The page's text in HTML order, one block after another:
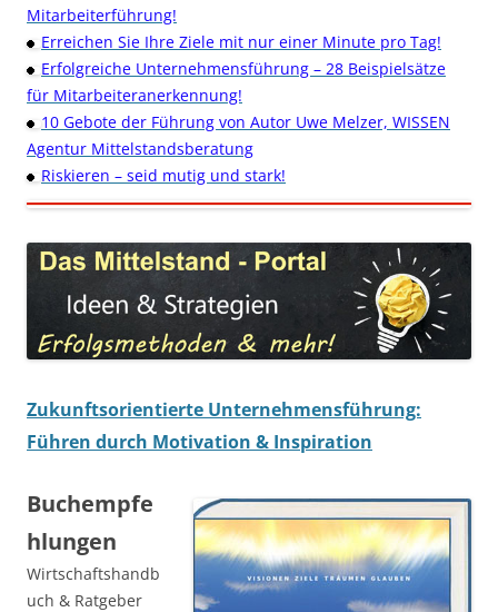
Mitarbeiterführung!
Erreichen Sie Ihre Ziele mit nur einer Minute pro Tag!
Erfolgreiche Unternehmensführung – 28 Beispielsätze
für Mitarbeiteranerkennung!
10 Gebote der Führung von Autor Uwe Melzer, WISSEN
Agentur Mittelstandsberatung
Riskieren – seid mutig und stark!
Zukunftsorientierte Unternehmensführung:
Führen durch Motivation & Inspiration
Buchempfe
hlungen
Wirtschaftshandb
uch & Ratgeber